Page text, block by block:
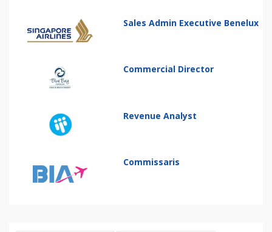
Sales Admin Executive Benelux
Commercial Director
Revenue Analyst
Commissaris